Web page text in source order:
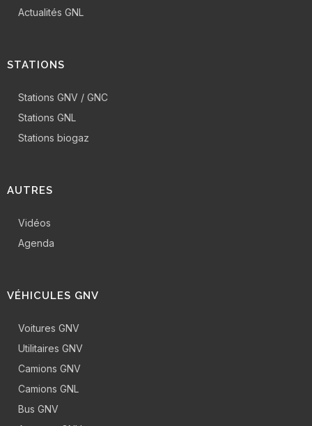
Actualités GNL
STATIONS
Stations GNV / GNC
Stations GNL
Stations biogaz
AUTRES
Vidéos
Agenda
VÉHICULES GNV
Voitures GNV
Utilitaires GNV
Camions GNV
Camions GNL
Bus GNV